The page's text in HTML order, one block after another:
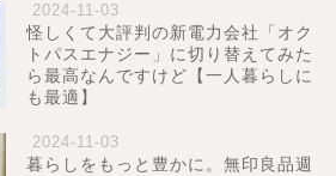
2024-11-03
怪しくて大評判の新電力会社「オク
トパスエナジー」に切り替えてみた
ら最高なんですけど【一人暮らしに
も最適】
2024-11-03
暮らしをもっと豊かに。無印良品週